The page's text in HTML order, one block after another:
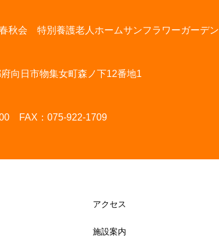
秋会 特別養護老人ホームサンフラワーガーデン
向日市物集女町森ノ下12番地1
FAX：075-922-1709
アクセス
施設案内